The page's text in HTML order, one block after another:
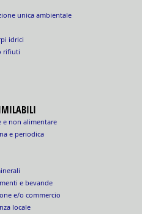
unica ambientale
idrici
rifiuti
e non alimentare
e periodica
e bevande
e/o commercio
locale